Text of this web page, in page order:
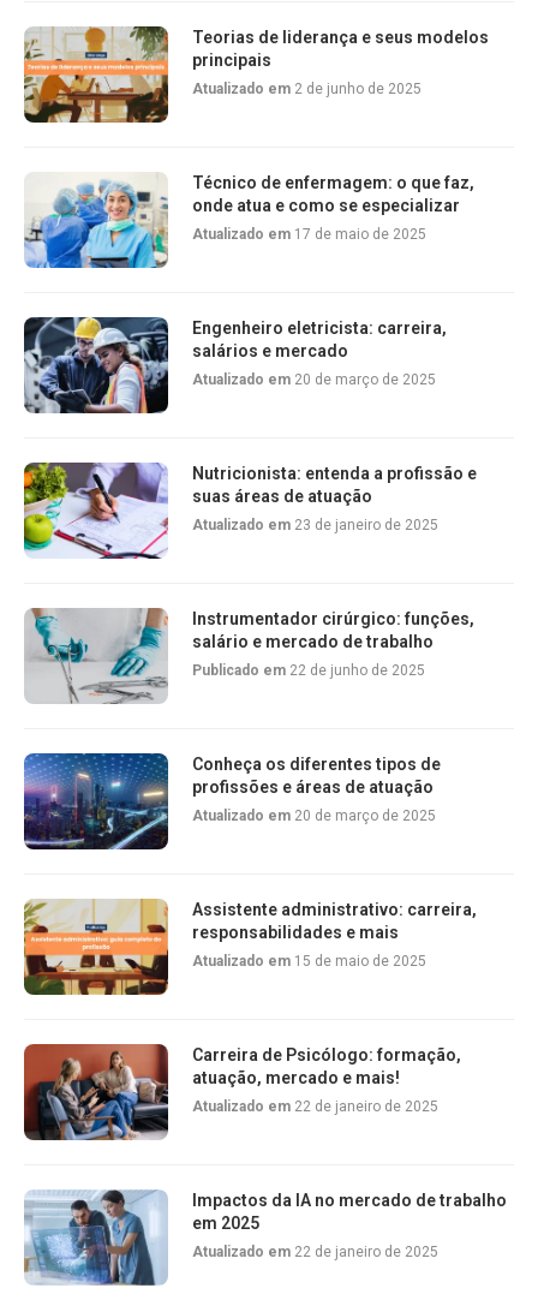
Teorias de liderança e seus modelos
principais
Atualizado em 2 de junho de 2025
Técnico de enfermagem: o que faz,
onde atua e como se especializar
Atualizado em 17 de maio de 2025
Engenheiro eletricista: carreira,
salários e mercado
Atualizado em 20 de março de 2025
Nutricionista: entenda a profissão e
suas áreas de atuação
Atualizado em 23 de janeiro de 2025
Instrumentador cirúrgico: funções,
salário e mercado de trabalho
Publicado em 22 de junho de 2025
Conheça os diferentes tipos de
profissões e áreas de atuação
Atualizado em 20 de março de 2025
Assistente administrativo: carreira,
responsabilidades e mais
Atualizado em 15 de maio de 2025
Carreira de Psicólogo: formação,
atuação, mercado e mais!
Atualizado em 22 de janeiro de 2025
Impactos da IA no mercado de trabalho
em 2025
Atualizado em 22 de janeiro de 2025